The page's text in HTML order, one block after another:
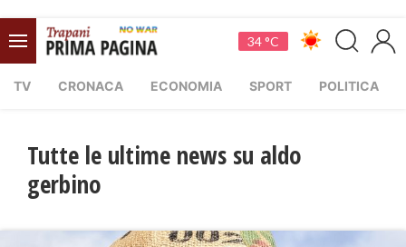
34 °C
TV CRONACA ECONOMIA SPORT POLITICA
Tutte le ultime news su aldo
gerbino